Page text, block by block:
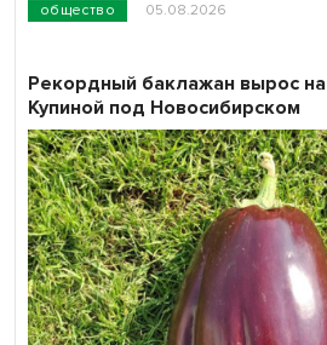
общество 05.08.2026
Рекордный баклажан вырос
Купиной под Новосибирском